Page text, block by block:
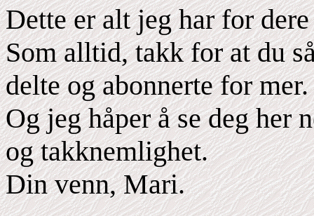
Dette er alt jeg har for
Som alltid, takk for at du
delte og abonnerte for mer.
Og jeg håper å se deg her
og takknemlighet.
Din venn, Mari.